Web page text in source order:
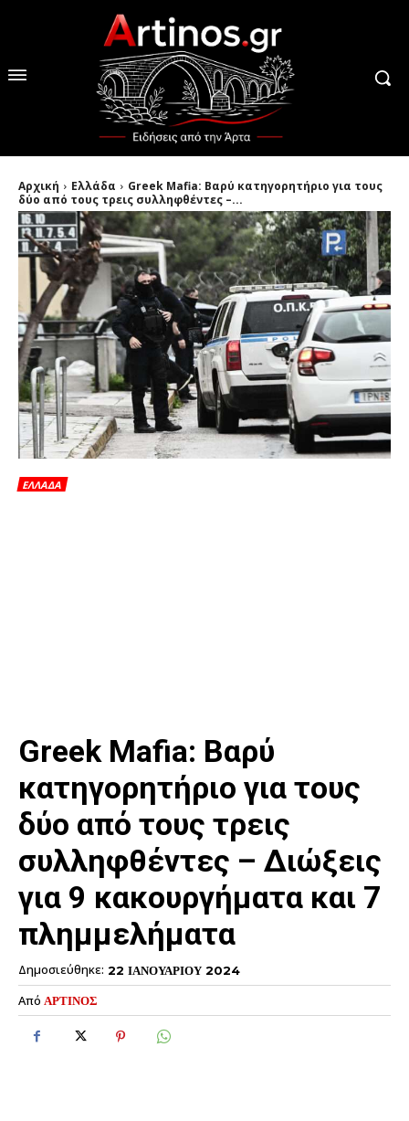
Αρχική Ελλάδα
Greek Mafia: Βαρύ κατηγορητήριο για τους
δύο από τους τρεις συλληφθέντες –...
ΕΛΛΑΔΑ
Greek Mafia: Βαρύ
κατηγορητήριο για τους
δύο από τους τρεις
συλληφθέντες – Διώξεις
για 9 κακουργήματα και 7
πλημμελήματα
Δημοσιεύθηκε: 22 ΙΑΝΟΥΑΡΙΟΥ 2024
Από ΑΡΤΙΝΟΣ